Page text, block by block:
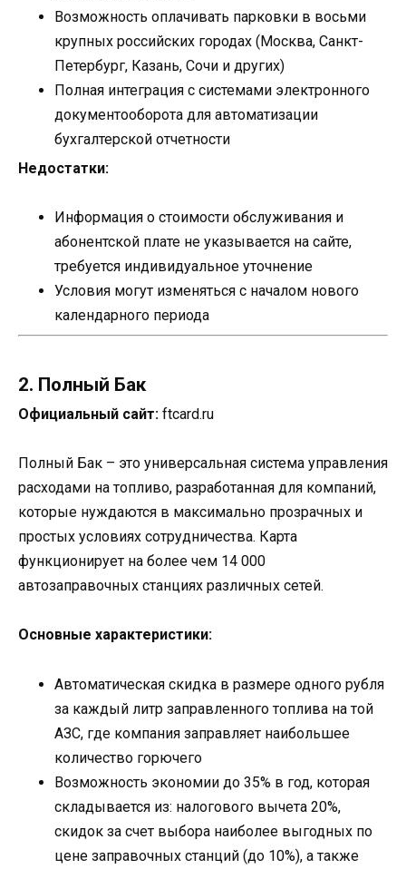
Возможность оплачивать парковки в восьми
крупных российских городах (Москва, Санкт-
Петербург, Казань, Сочи и других)
Полная интеграция с системами электронного
документооборота для автоматизации
бухгалтерской отчетности
Недостатки:
Информация о стоимости обслуживания и
абонентской плате не указывается на сайте,
требуется индивидуальное уточнение
Условия могут изменяться с началом нового
календарного периода
2. Полный Бак
Официальный сайт: ftcard.ru
Полный Бак – это универсальная система управления
расходами на топливо, разработанная для компаний,
которые нуждаются в максимально прозрачных и
простых условиях сотрудничества. Карта
функционирует на более чем 14 000
автозаправочных станциях различных сетей.
Основные характеристики:
Автоматическая скидка в размере одного рубля
за каждый литр заправленного топлива на той
АЗС, где компания заправляет наибольшее
количество горючего
Возможность экономии до 35% в год, которая
складывается из: налогового вычета 20%,
скидок за счет выбора наиболее выгодных по
цене заправочных станций (до 10%), а также